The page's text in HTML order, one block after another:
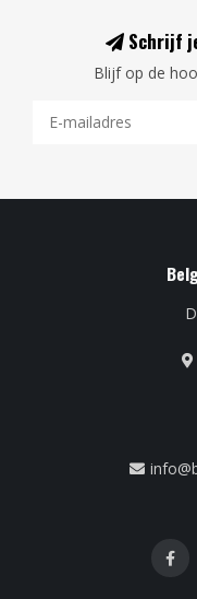
Schrijf
Blijf op de